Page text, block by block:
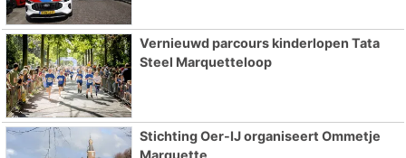
Vernieuwd parcours kinderlopen Tata
Steel Marquetteloop
Stichting Oer-IJ organiseert Ommetje
Marquette